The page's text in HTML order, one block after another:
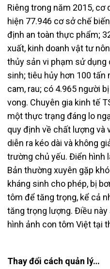
Riêng trong năm 2015, cơ
hiện 77.946 cơ sở chế
định an toàn thực phẩm;
xuất, kinh doanh vật tư
thủy sản vi phạm sử dụng
sinh; tiêu hủy hơn 100 tấn
cam, rau; có 4.965 người
vong. Chuyên gia kinh tế
một thực trạng đáng lo
quy định về chất lượng và
diễn ra kéo dài và không
trường chủ yếu. Điển hình
Bản thường xuyên gặp
kháng sinh cho phép, bị
tôm để tăng trọng, kể cả
tăng trọng lượng. Điều
hình ảnh con tôm Việt tại
Thay đổi cách quản lý…